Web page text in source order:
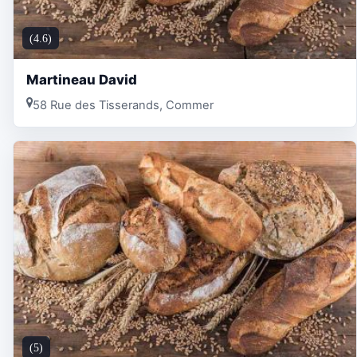
(4.6)
Martineau David
58 Rue des Tisserands, Commer
(5)